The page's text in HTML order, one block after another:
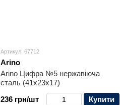
Артикул: 67712
Arino
Arino Цифра №5 нержавіюча
сталь (41x23x17)
236 грн/шт
Купити